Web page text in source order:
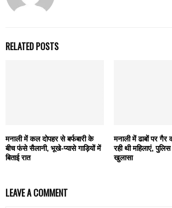
RELATED POSTS
मनाली में कल दोपहर से बर्फबारी के
बीच फंसे सैलानी, भूखे-प्यासे गाड़ियों में
बिताई रात
मनाली में ढाबों पर
रही थी महिलाएं,
खुलासा
LEAVE A COMMENT